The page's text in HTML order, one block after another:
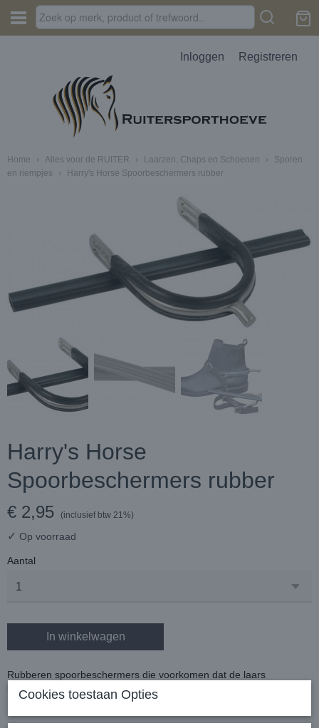
Inloggen Registreren
Home › Alles voor de RUITER › Laarzen, Chaps en Schoenen ›
Sporen
en riempjes
› Harry's Horse Spoorbeschermers rubber
Harry's Horse
Spoorbeschermers rubber
€ 2,95 (inclusief btw 21%)
✓ Op voorraad
Aantal
In winkelwagen
Rubberen spoorbeschermers die voorkomen dat de laars
beschadigd of dat de sporen afzakken.
Cookies toestaan Opties